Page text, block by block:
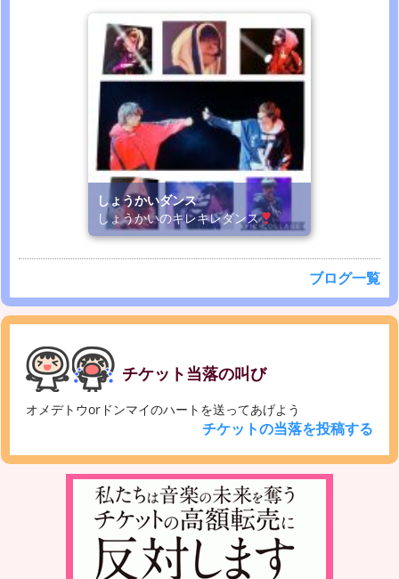
しょうかいダンス
しょうかいのキレキレダンス
ブログ一覧
チケット当落の叫び
オメデトウorドンマイのハートを送ってあげよう
チケットの当落を投稿する